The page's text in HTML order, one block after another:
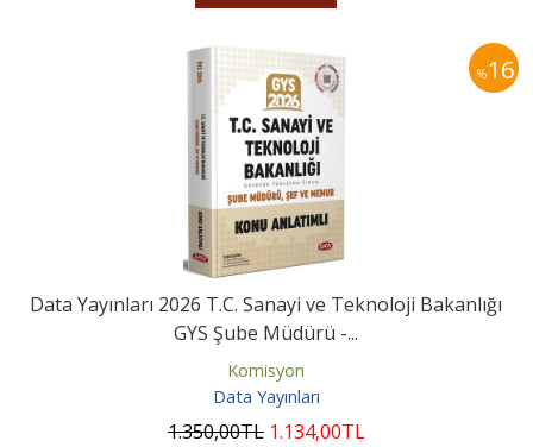
%16
Data Yayınları 2026 T.C. Sanayi ve Teknoloji Bakanlığı
GYS Şube Müdürü -...
Komisyon
Data Yayınları
1.350,00TL 1.134,00TL